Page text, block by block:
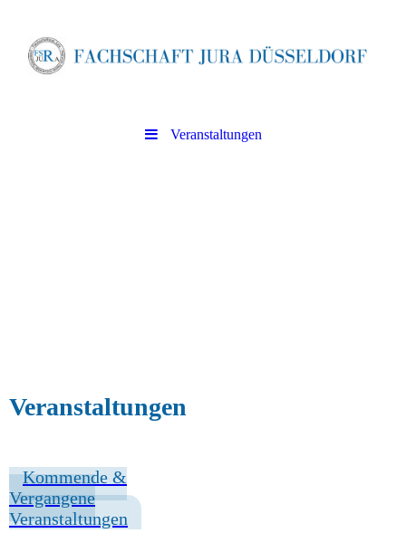
Veranstaltungen
Veranstaltungen
Kommende &
Vergangene
Veranstaltungen